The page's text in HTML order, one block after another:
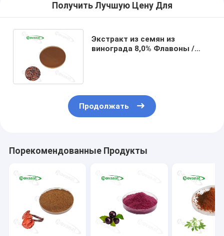
Получить Лучшую Цену Для
Экстракт из семян из
винограда 8,0% Флавоны /
Продолжать
Порекомендованные Продукты